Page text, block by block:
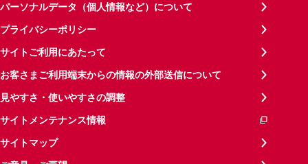
パーソナルデータ（個人情報など）について
プライバシーポリシー
サイトご利用にあたって
お客さまご利用端末からの情報の外部送信について
見やすさ・使いやすさの調整
サイトメンテナンス情報
サイトマップ